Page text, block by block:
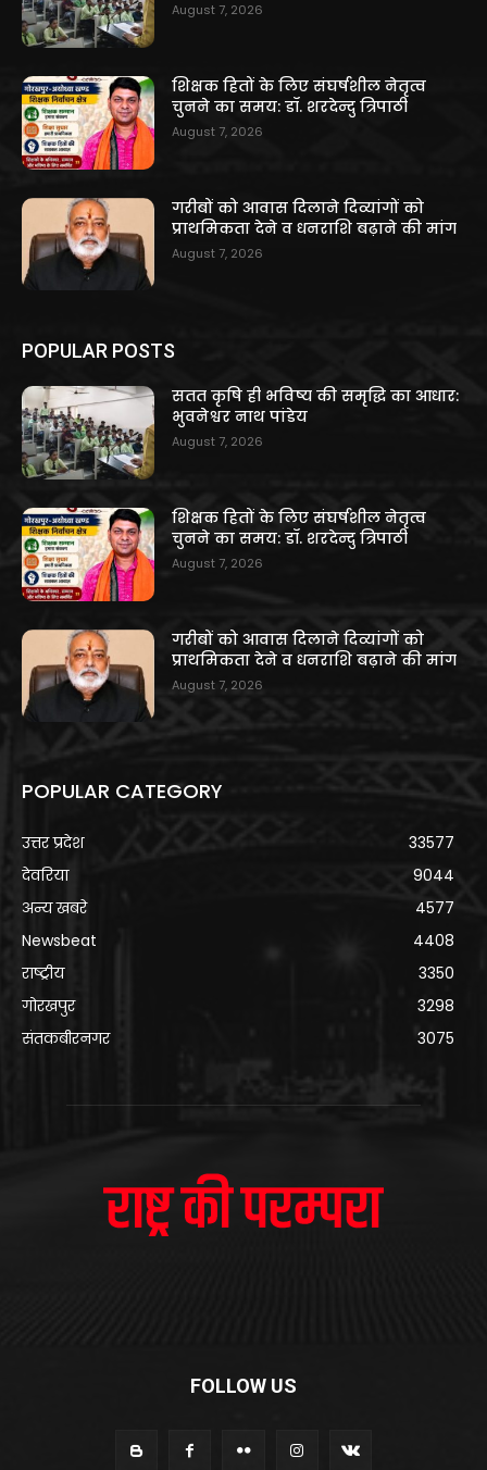
August 7, 2026
शिक्षक हितों के लिए संघर्षशील नेतृत्व
चुनने का समय: डॉ. शरदेन्दु त्रिपाठी
August 7, 2026
गरीबों को आवास दिलाने दिव्यांगों को
प्राथमिकता देने व धनराशि बढ़ाने की मांग
August 7, 2026
POPULAR POSTS
सतत कृषि ही भविष्य की समृद्धि का आधार:
भुवनेश्वर नाथ पांडेय
August 7, 2026
शिक्षक हितों के लिए संघर्षशील नेतृत्व
चुनने का समय: डॉ. शरदेन्दु त्रिपाठी
August 7, 2026
गरीबों को आवास दिलाने दिव्यांगों को
प्राथमिकता देने व धनराशि बढ़ाने की मांग
August 7, 2026
POPULAR CATEGORY
उत्तर प्रदेश
33577
देवरिया
9044
अन्य खबरे
4577
Newsbeat
4408
राष्ट्रीय
3350
गोरखपुर
3298
संतकबीरनगर
3075
FOLLOW US